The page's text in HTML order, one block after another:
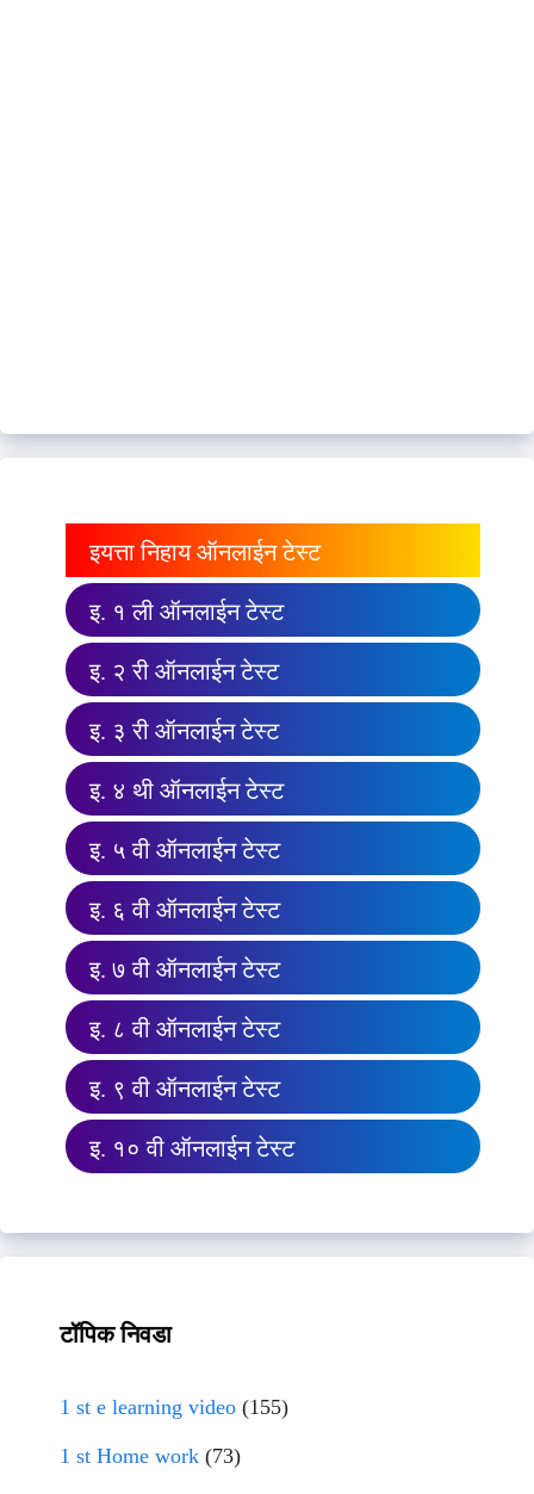
इयत्ता निहाय ऑनलाईन टेस्ट
इ. १ ली ऑनलाईन टेस्ट
इ. २ री ऑनलाईन टेस्ट
इ. ३ री ऑनलाईन टेस्ट
इ. ४ थी ऑनलाईन टेस्ट
इ. ५ वी ऑनलाईन टेस्ट
इ. ६ वी ऑनलाईन टेस्ट
इ. ७ वी ऑनलाईन टेस्ट
इ. ८ वी ऑनलाईन टेस्ट
इ. ९ वी ऑनलाईन टेस्ट
इ. १० वी ऑनलाईन टेस्ट
टॉपिक निवडा
1 st e learning video (155)
1 st Home work (73)